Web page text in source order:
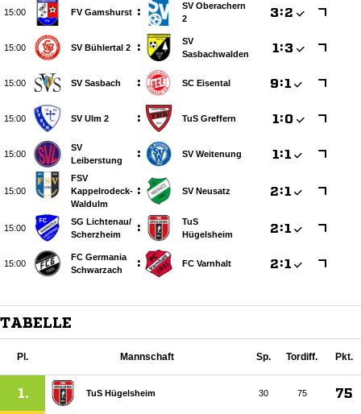
 FV Gamshurst :
SV Oberachern
2
:
 SV Bühlertal 2 :
SV
Sasbachwalden
 :
 SV Sasbach : SC Eisental :
 SV Ulm 2 : TuS Greffern  :

SV
Leiberstung
: SV Weitenung  :

FSV
Kappelrodeck-
Waldulm
: SV Neusatz :

SG Lichtenau/​
Scherzheim
:
TuS
Hügelsheim
:

FC Germania
Schwarzach
: FC Varnhalt :
TABELLE
Pl. Mannschaft Sp. Tordiff. Pkt.
1. TuS Hügelsheim 30 75 75